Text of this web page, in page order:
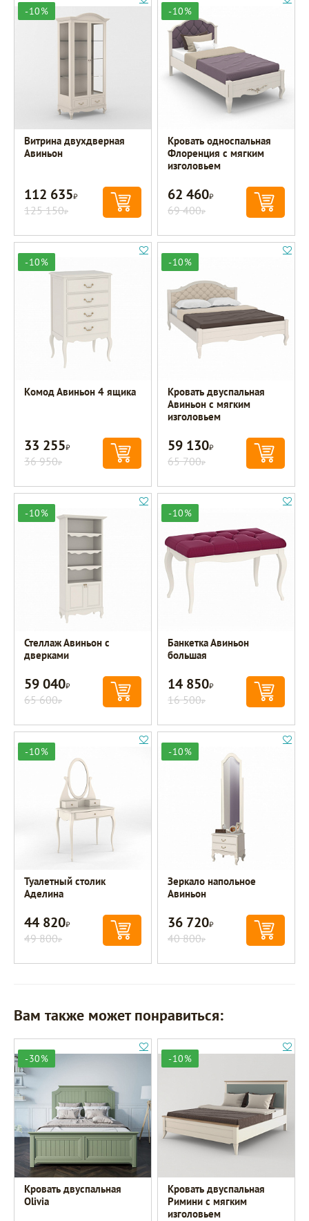
-10%
Витрина двухдверная
Авиньон
112 635Р
125 150Р
-10%
Кровать односпальная
Флоренция с мягким
изголовьем
62 460Р
69 400Р
-10%
Комод Авиньон 4 ящика
33 255Р
36 950Р
-10%
Кровать двуспальная
Авиньон с мягким
изголовьем
59 130Р
65 700Р
-10%
Стеллаж Авиньон с
дверками
59 040Р
65 600Р
-10%
Банкетка Авиньон
большая
14 850Р
16 500Р
-10%
Туалетный столик
Аделина
44 820Р
49 800Р
-10%
Зеркало напольное
Авиньон
36 720Р
40 800Р
Вам также может понравиться:
-30%
Кровать двуспальная
Olivia
-10%
Кровать двуспальная
Римини с мягким
изголовьем